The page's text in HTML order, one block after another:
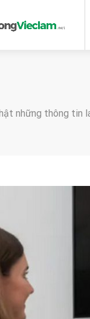
những thông tin